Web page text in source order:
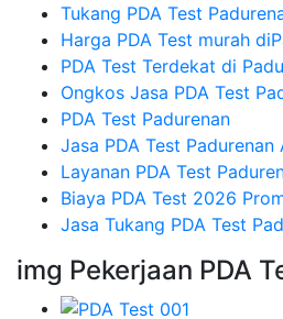
Tukang PDA Test
Harga PDA Test murah
PDA Test Terdekat di
Ongkos Jasa PDA Test
PDA Test Padurenan
Jasa PDA Test Padurenan
Layanan PDA Test
Biaya PDA Test 2026
Jasa Tukang PDA Test
img Pekerjaan PDA